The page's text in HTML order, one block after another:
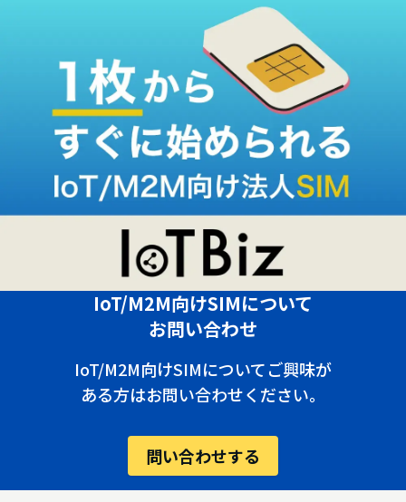
IoT/M2M向けSIMについて
お問い合わせ
IoT/M2M向けSIMについてご興味が
ある方はお問い合わせください。
問い合わせする